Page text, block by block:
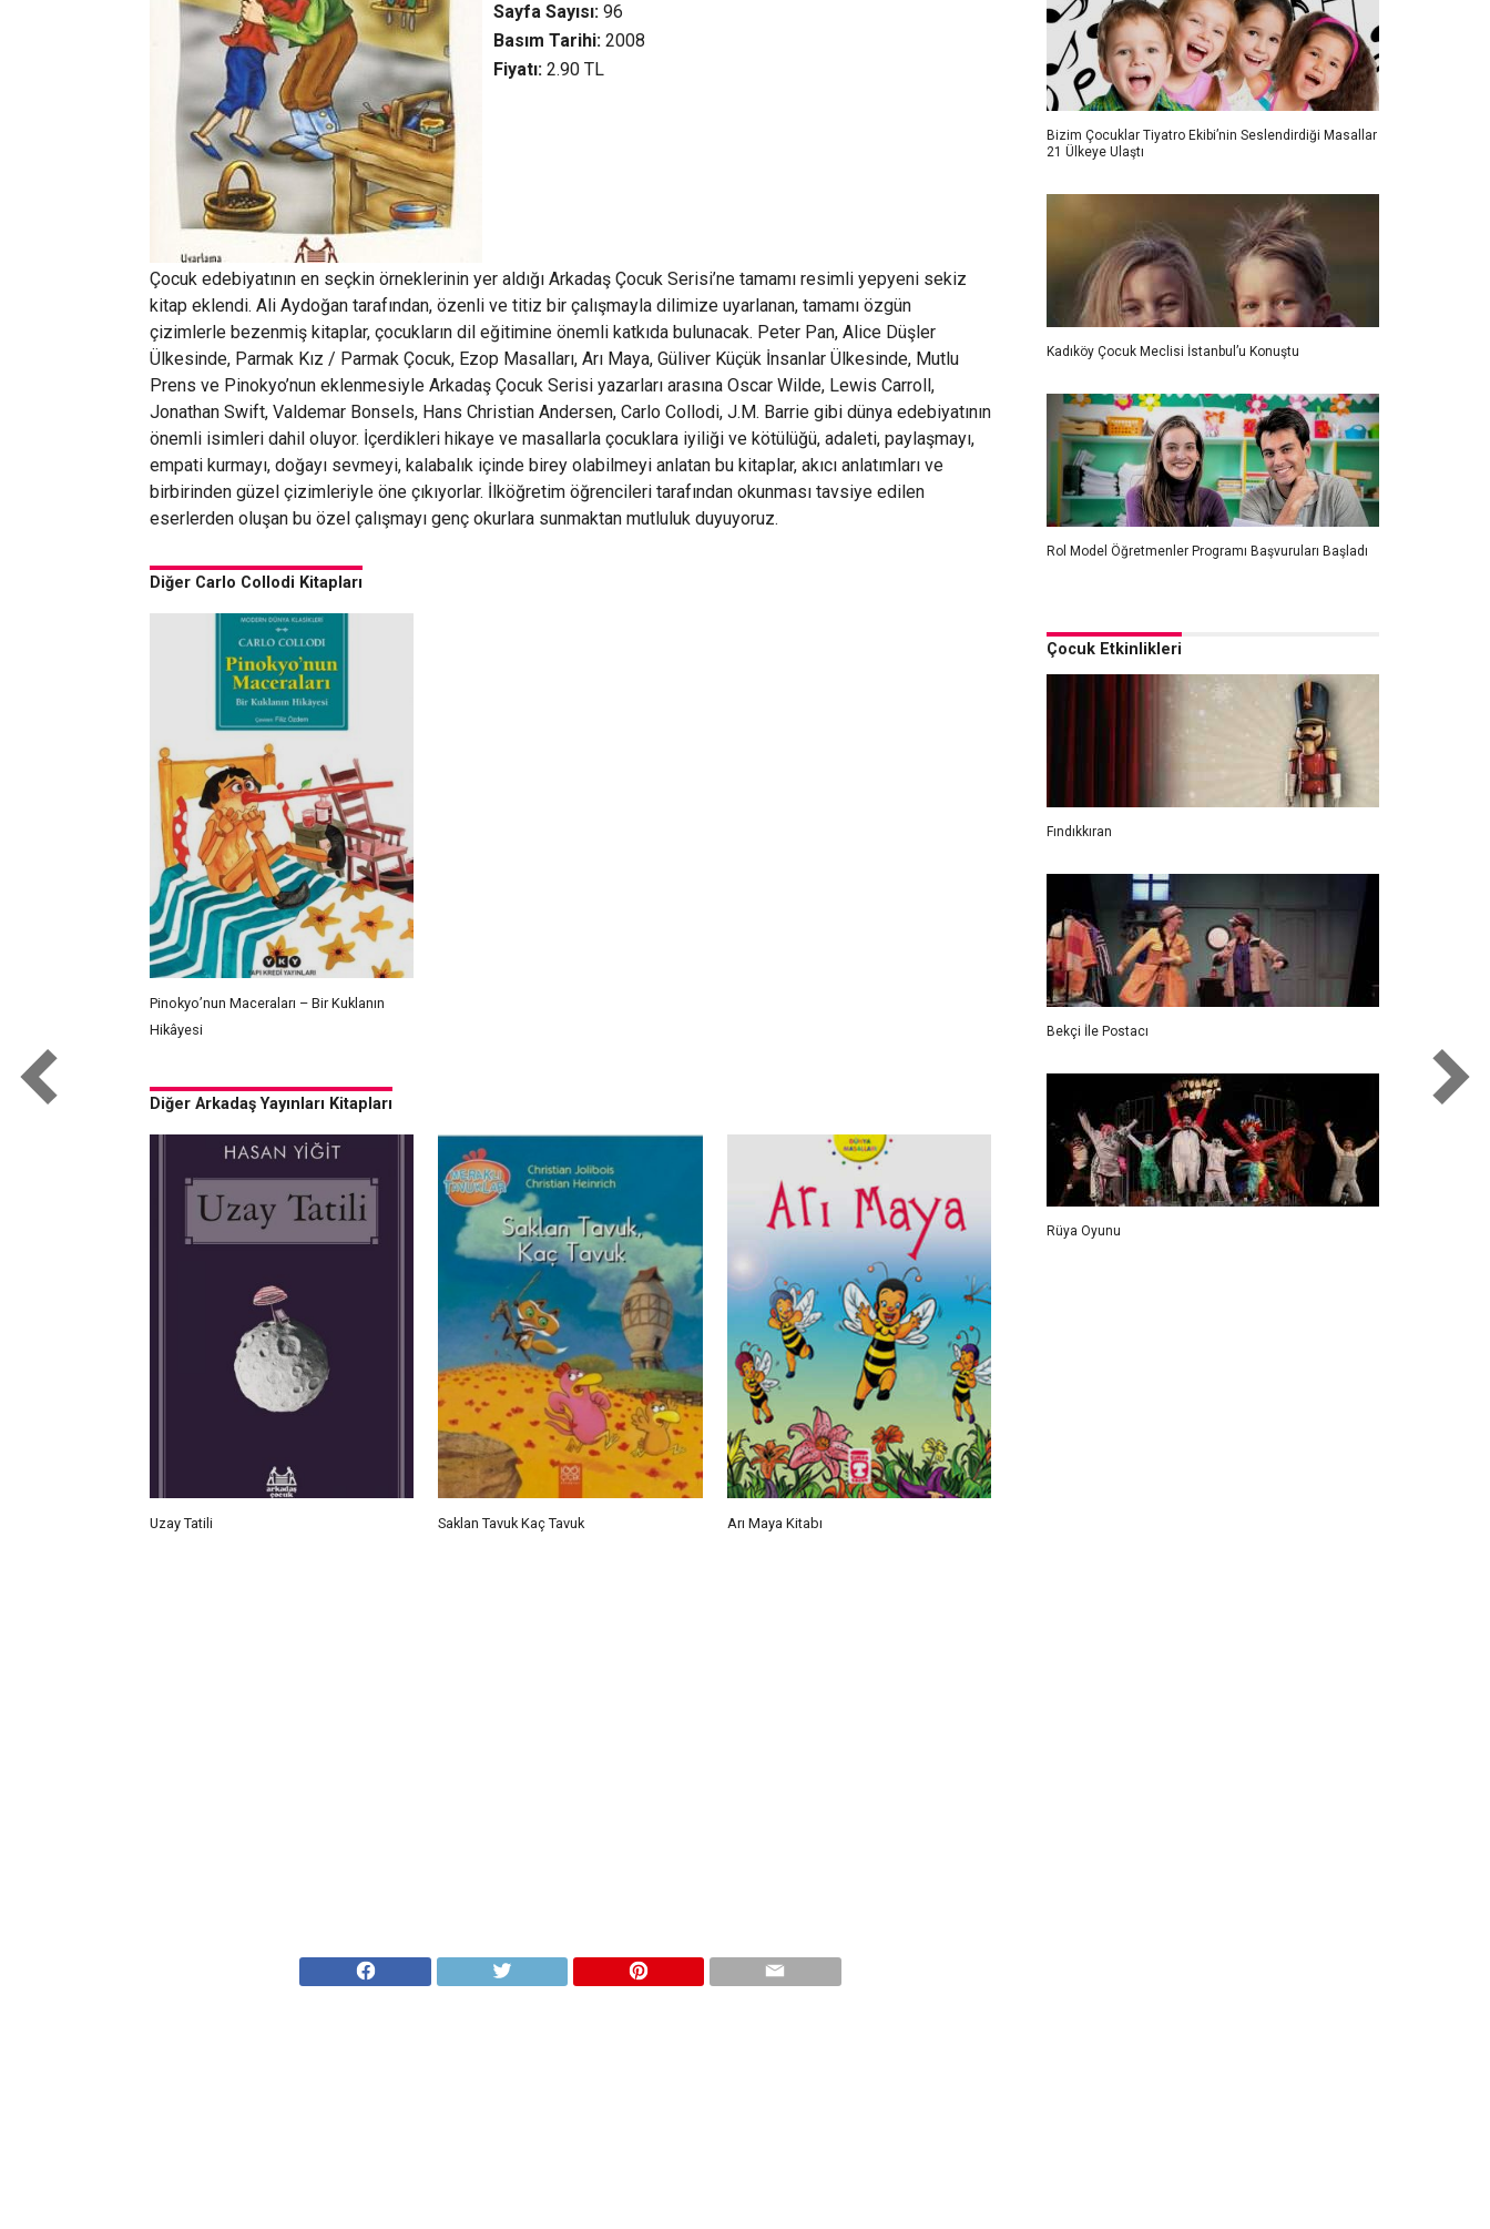
Sayfa Sayısı: 96
Basım Tarihi: 2008
Fiyatı: 2.90TL
Çocuk edebiyatının en seçkin örneklerinin yer aldığı Arkadaş Çocuk Serisi’ne tamamı resimli yepyeni sekiz
kitap eklendi. Ali Aydoğan tarafından, özenli ve titiz bir çalışmayla dilimize uyarlanan, tamamı özgün
çizimlerle bezenmiş kitaplar, çocukların dil eğitimine önemli katkıda bulunacak. Peter Pan, Alice Düşler
Ülkesinde, Parmak Kız / Parmak Çocuk, Ezop Masalları, Arı Maya, Güliver Küçük İnsanlar Ülkesinde, Mutlu
Prens ve Pinokyo’nun eklenmesiyle Arkadaş Çocuk Serisi yazarları arasına Oscar Wilde, Lewis Carroll,
Jonathan Swift, Valdemar Bonsels, Hans Christian Andersen, Carlo Collodi, J.M. Barrie gibi dünya edebiyatının
önemli isimleri dahil oluyor. İçerdikleri hikaye ve masallarla çocuklara iyiliği ve kötülüğü, adaleti, paylaşmayı,
empati kurmayı, doğayı sevmeyi, kalabalık içinde birey olabilmeyi anlatan bu kitaplar, akıcı anlatımları ve
birbirinden güzel çizimleriyle öne çıkıyorlar. İlköğretim öğrencileri tarafından okunması tavsiye edilen
eserlerden oluşan bu özel çalışmayı genç okurlara sunmaktan mutluluk duyuyoruz.
Diğer Carlo Collodi Kitapları
Pinokyo’nun Maceraları – Bir Kuklanın
Hikâyesi
Diğer Arkadaş Yayınları Kitapları
Uzay Tatili Saklan Tavuk Kaç Tavuk Arı Maya Kitabı
Bizim Çocuklar Tiyatro Ekibi’nin Seslendirdiği Masallar
21 Ülkeye Ulaştı
Kadıköy Çocuk Meclisi İstanbul’u Konuştu
Rol Model Öğretmenler Programı Başvuruları Başladı
Çocuk Etkinlikleri
Fındıkkıran
Bekçi İle Postacı
Rüya Oyunu